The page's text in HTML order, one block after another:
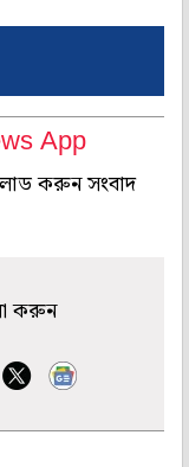
App
করুন সংবাদ
করুন